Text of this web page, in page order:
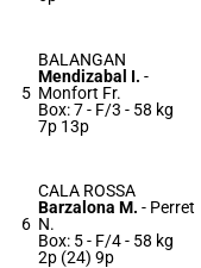
5
BALANGAN
Mendizabal I. -
Monfort Fr.
Box: 7 - F/3 - 58 kg
7p 13p
6
CALA ROSSA
Barzalona M. - Perret
N.
Box: 5 - F/4 - 58 kg
2p (24) 9p